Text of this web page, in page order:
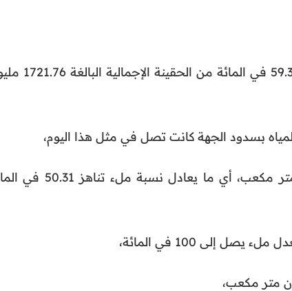
إلى 1022,06 مليون متر مكعب، أي 59.36 في المائة
بسدود الجهة كانت تصل في مثل هذا اليوم،
من العام الماضي إلى 866,3 مليون متر مكعب، أي ما يعادل نسبة